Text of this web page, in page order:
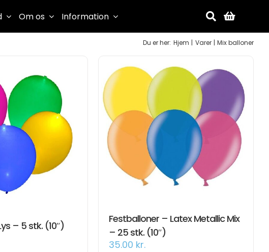
Om os Information
Du er her: Hjem Varer Mix balloner
– 5 stk. (10″)
Festballoner – Latex Metallic Mix
– 25 stk. (10″)
35.00 kr.